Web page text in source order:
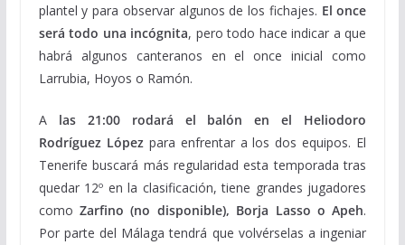
plantel y para observar algunos de los fichajes. El once
será todo una incógnita, pero todo hace indicar a que
habrá algunos canteranos en el once inicial como
Larrubia, Hoyos o Ramón.
A las 21:00 rodará el balón en el Heliodoro
Rodríguez López para enfrentar a los dos equipos. El
Tenerife buscará más regularidad esta temporada tras
quedar 12º en la clasificación, tiene grandes jugadores
comoZarfino (no disponible), Borja Lasso o Apeh.
Por parte del Málaga tendrá que volvérselas a ingeniar